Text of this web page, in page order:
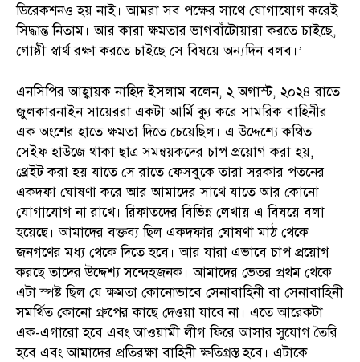
ডিরেকশনও হয় নাই। আমরা সব পক্ষের সাথে যোগাযোগ করেই
সিদ্ধান্ত নিতাম। আর কারা ক্ষমতার ভাগবাঁটোয়ারা করতে চাইছে,
গোষ্ঠী স্বার্থ রক্ষা করতে চাইছে সে বিষয়ে অন্যদিন বলব।’
এনসিপির আহ্বায়ক নাহিদ ইসলাম বলেন, ২ অগাস্ট, ২০২৪ রাতে
জুলকারনাইন সায়েররা একটা আর্মি ক্যু করে সামরিক বাহিনীর
এক অংশের হাতে ক্ষমতা দিতে চেয়েছিল। এ উদ্দেশ্যে কথিত
সেইফ হাউজে থাকা ছাত্র সমন্বয়কদের চাপ প্রয়োগ করা হয়,
থ্রেইট করা হয় যাতে সে রাতে ফেসবুকে তারা সরকার পতনের
একদফা ঘোষণা করে আর আমাদের সাথে যাতে আর কোনো
যোগাযোগ না রাখে। রিফাতদের বিভিন্ন লেখায় এ বিষয়ে বলা
হয়েছে। আমাদের বক্তব্য ছিল একদফার ঘোষণা মাঠ থেকে
জনগণের মধ্য থেকে দিতে হবে। আর যারা এভাবে চাপ প্রয়োগ
করছে তাদের উদ্দেশ্য সন্দেহজনক। আমাদের ভেতর প্রথম থেকে
এটা স্পষ্ট ছিল যে ক্ষমতা কোনোভাবে সেনাবাহিনী বা সেনাবাহিনী
সমর্থিত কোনো গ্রুপের কাছে দেওয়া যাবে না। এতে আরেকটা
এক-এগারো হবে এবং আওয়ামী লীগ ফিরে আসার সুযোগ তৈরি
হবে এবং আমাদের প্রতিরক্ষা বাহিনী ক্ষতিগ্রস্ত হবে। এটাকে